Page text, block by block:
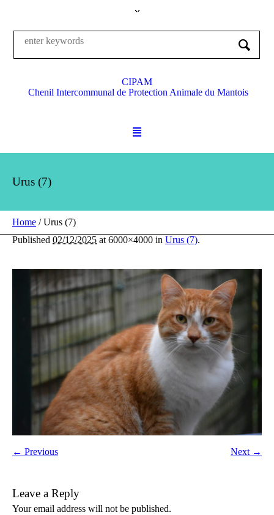
CIPAM
Chenil Intercommunal de Protection Animale du Mantois
Urus (7)
Home /Urus (7)
Published 02/12/2025 at 6000×4000 in Urus (7).
← Previous Next →
Leave a Reply
Your email address will not be published.